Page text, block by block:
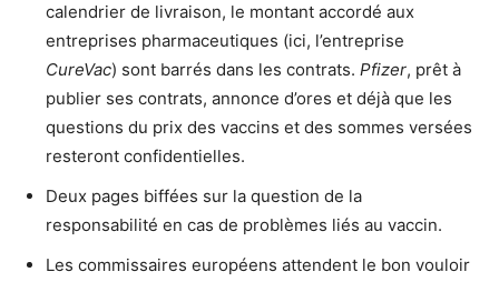
calendrier de livraison, le montant accordé aux
entreprises pharmaceutiques (ici, l’entreprise
CureVac) sont barrés dans les contrats. Pfizer, prêt à
publier ses contrats, annonce d’ores et déjà que les
questions du prix des vaccins et des sommes versées
resteront confidentielles.
Deux pages biffées sur la question de la
responsabilité en cas de problèmes liés au vaccin.
Les commissaires européens attendent le bon vouloir